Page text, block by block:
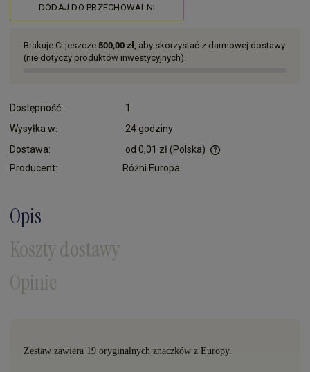
DODAJ DO PRZECHOWALNI
Brakuje Ci jeszcze 500,00 zł , aby skorzystać z darmowej dostawy
(nie dotyczy produktów inwestycyjnych).
Dostępność:
1
Wysyłka w:
24 godziny
Dostawa:
od 0,01 zł(Polska)
Producent: Różni Europa
Opis
Koszty dostawy
Opinie
Zestaw zawiera 19 oryginalnych znaczków z Europy.